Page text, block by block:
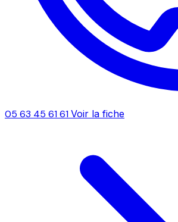
05 63 45 61 61 Voir la fiche